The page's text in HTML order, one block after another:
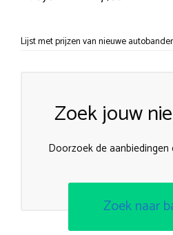
Lijst met prijzen van nieuwe
Zoek jouw
Doorzoek de aanbiedingen
Zoek naar